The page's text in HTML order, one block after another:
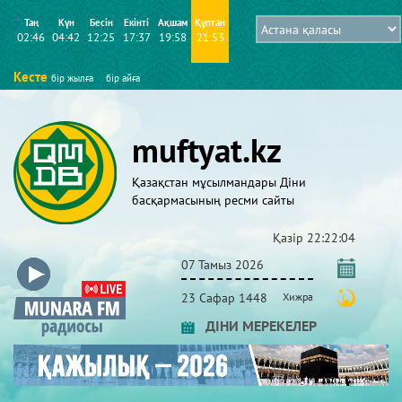
Таң
02:46
Күн
04:42
Бесін
12:25
Екінті
17:37
Ақшам
19:58
Құптан
21:53
Кесте бір жылға бір айға
muftyat.kz
Қазақстан мұсылмандары Діни
басқармасының ресми сайты
Қазір 22:22:05
07 Тамыз 2026
23 Сафар 1448 Хижра
ДІНИ МЕРЕКЕЛЕР